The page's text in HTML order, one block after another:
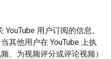
YouTube 用户订阅的信息。
其他用户在 YouTube 上执
、为视频评分或评论视频）